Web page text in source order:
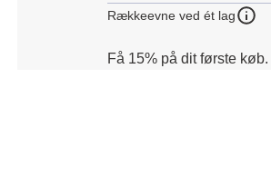
Rækkeevne ved ét lag
Få 15% på dit første køb.